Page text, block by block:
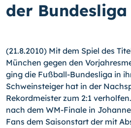
der Bundesliga
(21.8.2010) Mit dem Spiel des
München gegen den
ging die Fußball-Bundesliga in
Schweinsteiger hat in der
Rekordmeister zum 2:1
nach dem WM-Finale in
Fans dem Saisonstart der mit